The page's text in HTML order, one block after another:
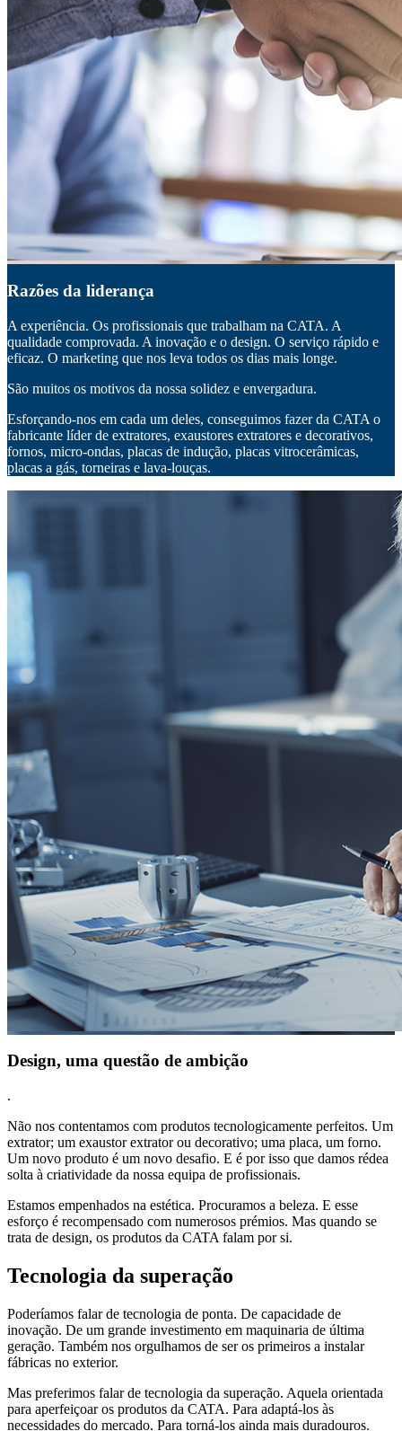
Razões da liderança
A experiência. Os profissionais que trabalham na CATA. A
qualidade comprovada. A inovação e o design. O serviço rápido e
eficaz. O marketing que nos leva todos os dias mais longe.
São muitos os motivos da nossa solidez e envergadura.
Esforçando-nos em cada um deles, conseguimos fazer da CATA o
fabricante líder de extratores, exaustores extratores e decorativos,
fornos, micro-ondas, placas de indução, placas vitrocerâmicas,
placas a gás, torneiras e lava-louças.
Design, uma questão de ambição
.
Não nos contentamos com produtos tecnologicamente perfeitos. Um
extrator; um exaustor extrator ou decorativo; uma placa, um forno.
Um novo produto é um novo desafio. E é por isso que damos rédea
solta à criatividade da nossa equipa de profissionais.
Estamos empenhados na estética. Procuramos a beleza. E esse
esforço é recompensado com numerosos prémios. Mas quando se
trata de design, os produtos da CATA falam por si.
Tecnologia da superação
Poderíamos falar de tecnologia de ponta. De capacidade de
inovação. De um grande investimento em maquinaria de última
geração. Também nos orgulhamos de ser os primeiros a instalar
fábricas no exterior.
Mas preferimos falar de tecnologia da superação. Aquela orientada
para aperfeiçoar os produtos da CATA. Para adaptá-los às
necessidades do mercado. Para torná-los ainda mais duradouros.